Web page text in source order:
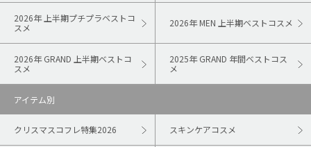
2026年 上半期プチプラベストコ
スメ
2026年 MEN 上半期ベストコスメ
2026年 GRAND 上半期ベストコ
スメ
2025年 GRAND 年間ベストコス
メ
アイテム別
クリスマスコフレ特集2026 スキンケアコスメ